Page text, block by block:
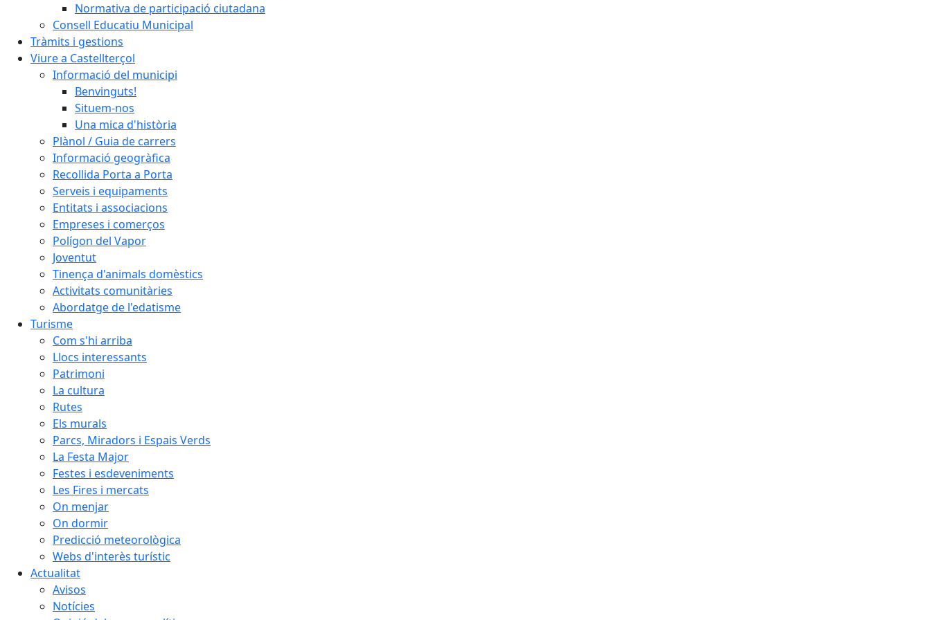
Normativa de participació ciutadana
Consell Educatiu Municipal
Tràmits i gestions
Viure a Castellterçol
Informació del municipi
Benvinguts!
Situem-nos
Una mica d'història
Plànol / Guia de carrers
Informació geogràfica
Recollida Porta a Porta
Serveis i equipaments
Entitats i associacions
Empreses i comerços
Polígon del Vapor
Joventut
Tinença d'animals domèstics
Activitats comunitàries
Abordatge de l'edatisme
Turisme
Com s'hi arriba
Llocs interessants
Patrimoni
La cultura
Rutes
Els murals
Parcs, Miradors i Espais Verds
La Festa Major
Festes i esdeveniments
Les Fires i mercats
On menjar
On dormir
Predicció meteorològica
Webs d'interès turístic
Actualitat
Avisos
Notícies